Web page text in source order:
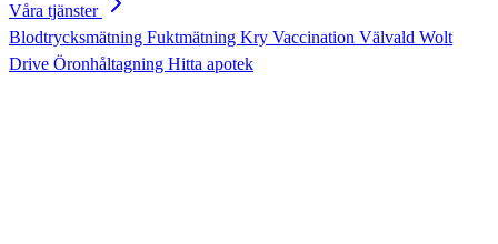
Våra tjänster
Blodtrycksmätning Fuktmätning Kry Vaccination Välvald Wolt
Drive Öronhåltagning Hitta apotek